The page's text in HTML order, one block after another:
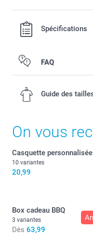
Spécifications
Repassage :
Eau de Javel :
FAQ
Guide des
On vous
Casquette personnalisée
10 variantes
20,99
Box cadeau BBQ
3 variantes
Dès 63,99